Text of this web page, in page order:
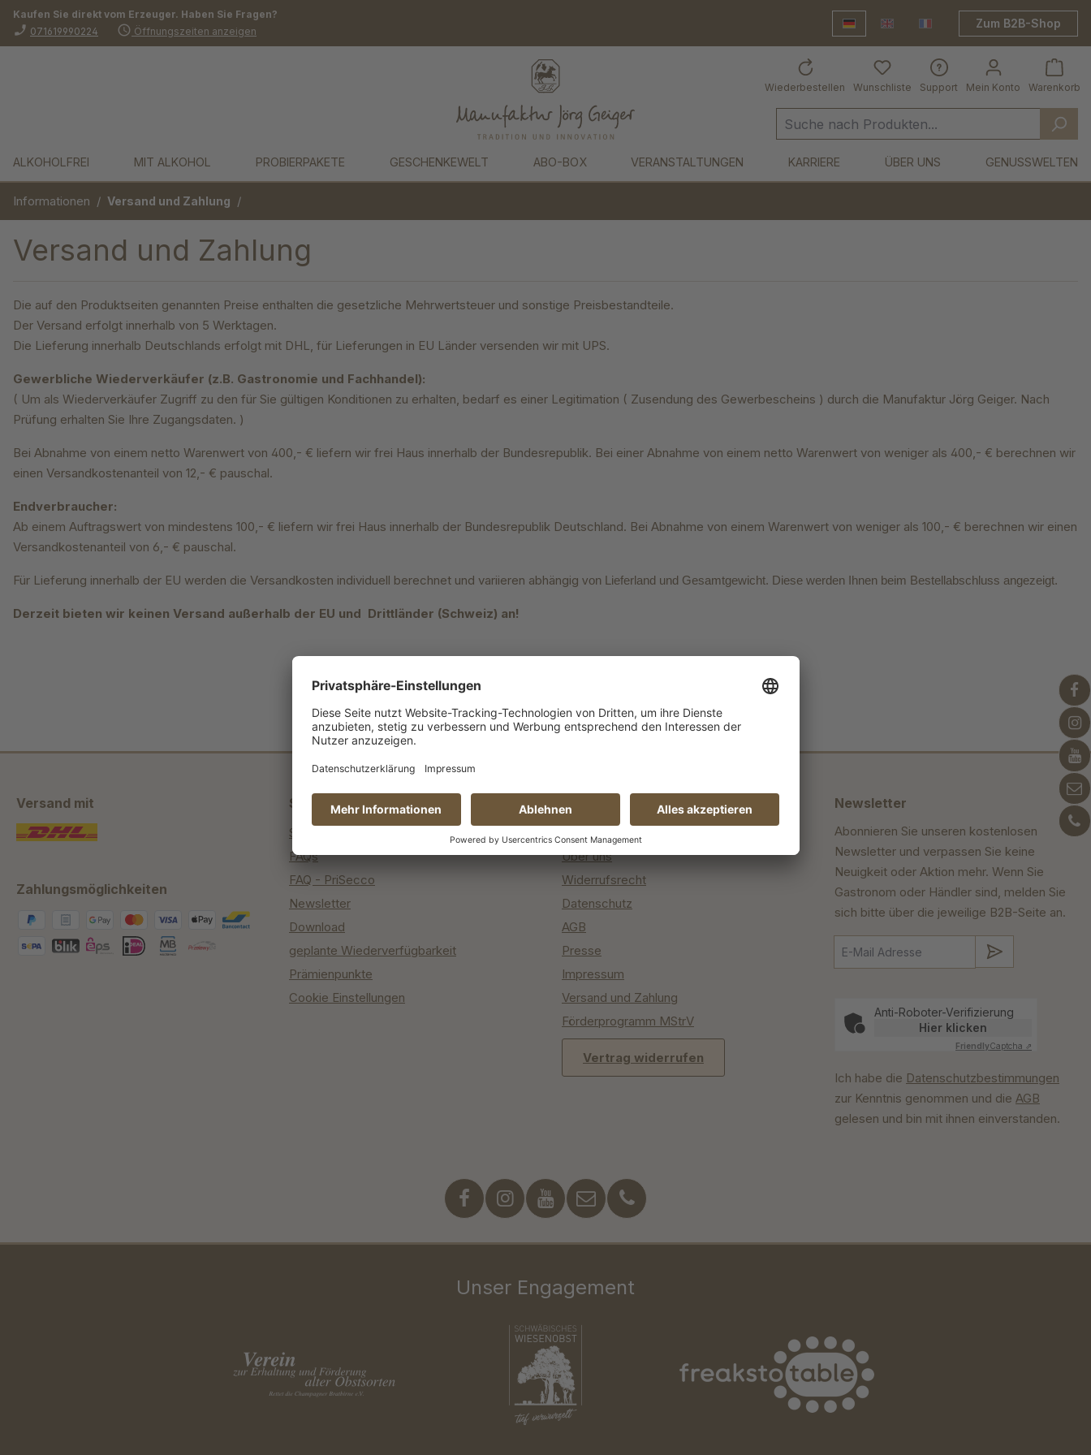
Zur Hauptnavigation springen
Kaufen Sie direkt vom Erzeuger. Haben Sie Fragen?
phone_enabled 071619990224 schedule Öffnungszeiten anzeigen Deutsch Frankreich Shop
Zum B2B-Shop
Wiederbestellen Mein Konto
Wunschliste Support Warenkorb
ALKOHOLFREI MIT ALKOHOL PROBIERPAKETE GESCHENKEWELT ABO-BOX VERANSTALTUNGEN KARRIERE ÜBER UNS GENUSSWELTEN
Informationen / Versand und Zahlung /
Versand und Zahlung
Die auf den Produktseiten genannten Preise enthalten die gesetzliche Mehrwertsteuer und sonstige Preisbestandteile.
Der Versand erfolgt innerhalb von 5 Werktagen.
Die Lieferung innerhalb Deutschlands erfolgt mit DHL, für Lieferungen in EU Länder versenden wir mit UPS.
Gewerbliche Wiederverkäufer (z.B. Gastronomie und Fachhandel):
( Um als Wiederverkäufer Zugriff zu den für Sie gültigen Konditionen zu erhalten, bedarf es einer Legitimation ( Zusendung des Gewerbescheins ) durch die Manufaktur Jörg Geiger. Nach
Prüfung erhalten Sie Ihre Zugangsdaten. )
Bei Abnahme von einem netto Warenwert von 400,- € liefern wir frei Haus innerhalb der Bundesrepublik. Bei einer Abnahme von einem netto Warenwert von weniger als 400,- € berechnen wir
einen Versandkostenanteil von 12,- € pauschal.
Endverbraucher:
Ab einem Auftragswert von mindestens 100,- € liefern wir frei Haus innerhalb der Bundesrepublik Deutschland. Bei Abnahme von einem Warenwert von weniger als 100,- € berechnen wir einen
Versandkostenanteil von 6,- € pauschal.
Für Lieferung innerhalb der EU werden die Versandkosten individuell berechnet und variieren abhängig von Lieferland und Gesamtgewicht. Diese werden Ihnen beim Bestellabschluss angezeigt.
Derzeit bieten wir keinen Versand außerhalb der EU und Drittländer (Schweiz) an!
Versand mit
Zahlungsmöglichkeiten
Shop Service
Service Center
FAQs
FAQ - PriSecco
Newsletter
Download
geplante Wiederverfügbarkeit
Prämienpunkte
Cookie Einstellungen
Informationen
Obstannahme 2026
Über uns
Widerrufsrecht
Datenschutz
AGB
Presse
Impressum
Versand und Zahlung
Förderprogramm MStrV
Vertrag widerrufen
Newsletter
Abonnieren Sie unseren kostenlosen
Newsletter und verpassen Sie keine
Neuigkeit oder Aktion mehr. Wenn Sie
Gastronom oder Händler sind, melden Sie
sich bitte über die jeweilige B2B-Seite an.
Anti-Roboter-Verifizierung
Hier klicken
FriendlyCaptcha ⇗
Ich habe die Datenschutzbestimmungen
zur Kenntnis genommen und die AGB
gelesen und bin mit ihnen einverstanden.
Unser Engagement